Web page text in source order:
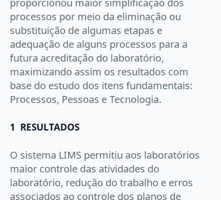
processos por meio da eliminação ou
substituição de algumas etapas e
adequação de alguns processos para a
futura acreditação do laboratório,
maximizando assim os resultados com
base do estudo dos itens fundamentais:
Processos, Pessoas e Tecnologia.
1 RESULTADOS
O sistema LIMS permitiu aos laboratórios
maior controle das atividades do
laboratório, redução do trabalho e erros
associados ao controle dos planos de